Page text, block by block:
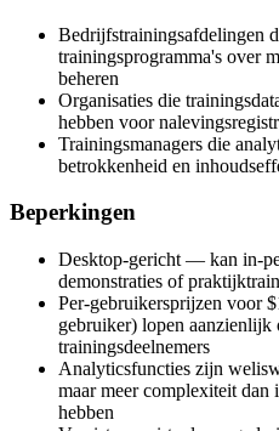
Bedrijfstrainingsafdelingen
trainingsprogramma's over
beheren
Organisaties die
hebben voor
Trainingsmanagers die
betrokkenheid en
Beperkingen
Desktop-gericht — kan in-
demonstraties of
Per-gebruikersprijzen voor
gebruiker) lopen
trainingsdeelnemers
Analyticsfuncties zijn
maar meer complexiteit dan
hebben